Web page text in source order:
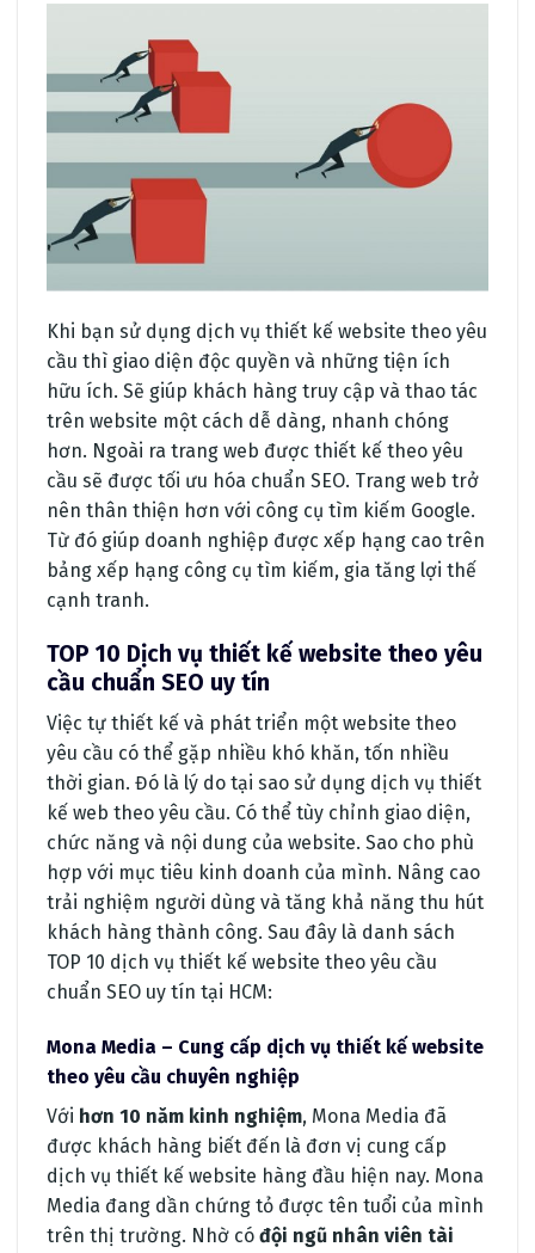
Khi bạn sử dụng dịch vụ thiết kế website theo yêu
cầu thì giao diện độc quyền và những tiện ích
hữu ích. Sẽ giúp khách hàng truy cập và thao tác
trên website một cách dễ dàng, nhanh chóng
hơn. Ngoài ra trang web được thiết kế theo yêu
cầu sẽ được tối ưu hóa chuẩn SEO. Trang web trở
nên thân thiện hơn với công cụ tìm kiếm Google.
Từ đó giúp doanh nghiệp được xếp hạng cao trên
bảng xếp hạng công cụ tìm kiếm, gia tăng lợi thế
cạnh tranh.
TOP 10 Dịch vụ thiết kế website theo yêu
cầu chuẩn SEO uy tín
Việc tự thiết kế và phát triển một website theo
yêu cầu có thể gặp nhiều khó khăn, tốn nhiều
thời gian. Đó là lý do tại sao sử dụng dịch vụ thiết
kế web theo yêu cầu. Có thể tùy chỉnh giao diện,
chức năng và nội dung của website. Sao cho phù
hợp với mục tiêu kinh doanh của mình. Nâng cao
trải nghiệm người dùng và tăng khả năng thu hút
khách hàng thành công. Sau đây là danh sách
TOP 10 dịch vụ thiết kế website theo yêu cầu
chuẩn SEO uy tín tại HCM:
Mona Media – Cung cấp dịch vụ thiết kế website
theo yêu cầu chuyên nghiệp
Với hơn 10 năm kinh nghiệm, Mona Media đã
được khách hàng biết đến là đơn vị cung cấp
dịch vụ thiết kế website hàng đầu hiện nay. Mona
Media đang dần chứng tỏ được tên tuổi của mình
trên thị trường. Nhờ có đội ngũ nhân viên tài